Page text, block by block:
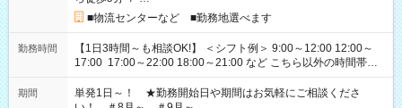
■物流センターなど ■勤務地選べます
勤務時間
【1日3時間～も相談OK!】 ＜シフト例＞ 9:00～12:00 12:00～
17:00 17:00～22:00 18:00～21:00 など こちら以外の時間帯も
お気軽にご相談ください！
期間
単発1日～！ ★勤務開始日や期間はお気軽にご相談くださ